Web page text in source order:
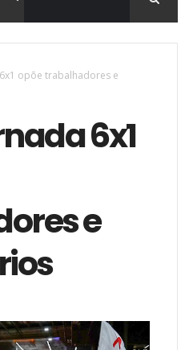
opõe trabalhadores e
6x1
e